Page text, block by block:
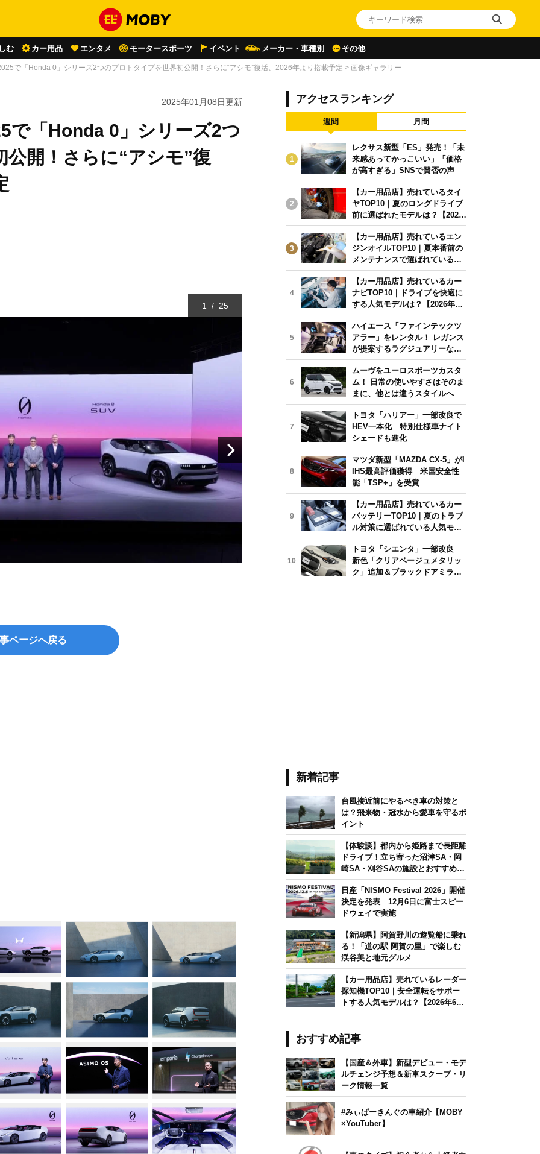
む カー用品 エンタメ モータースポーツ イベント メーカー・車種別 その他
で「Honda 0」シリーズ2つのプロトタイプを世界初公開！さらに“アシモ”復活、2026年より搭載予定 > 画像ギャラリー
2025年01月08日更新
で「Honda 0」シリーズ2つ
開！さらに“アシモ”復
1 / 25
ページへ戻る
アクセスランキング
週間 月間
1
レクサス新型「ES」発売！「未
来感あってかっこいい」「価格
が高すぎる」SNSで賛否の声
2
【カー用品店】売れているタイ
ヤTOP10｜夏のロングドライブ
前に選ばれたモデルは？【2026
年6月版】
3
【カー用品店】売れているエン
ジンオイルTOP10｜夏本番前の
メンテナンスで選ばれている人
気モデルは？【2026年6月版】
4
【カー用品店】売れているカー
ナビTOP10｜ドライブを快適に
する人気モデルは？【2026年6
月版】
5
ハイエース「ファインテックツ
アラー」をレンタル！ レガンス
が提案するラグジュアリーな移
動体験
6
ムーヴをユーロスポーツカスタ
ム！ 日常の使いやすさはそのま
まに、他とは違うスタイルへ
7
トヨタ「ハリアー」一部改良で
HEV一本化 特別仕様車ナイト
シェードも進化
8
マツダ新型「MAZDA CX-5」がI
IHS最高評価獲得 米国安全性
能「TSP+」を受賞
9
【カー用品店】売れているカー
バッテリーTOP10｜夏のトラブ
ル対策に選ばれている人気モデ
ルは？【2026年6月版】
10
トヨタ「シエンタ」一部改良
新色「クリアベージュメタリッ
ク」追加＆ブラックドアミラー
新着記事
台風接近前にやるべき車の対策と
は？飛来物・冠水から愛車を守るポ
イント
【体験談】都内から姫路まで長距離
ドライブ！立ち寄った沼津SA・岡
崎SA・刈谷SAの施設とおすすめグ
ルメを紹介
日産「NISMO Festival 2026」開催
決定を発表 12月6日に富士スピー
ドウェイで実施
【新潟県】阿賀野川の遊覧船に乗れ
る！「道の駅 阿賀の里」で楽しむ
渓谷美と地元グルメ
【カー用品店】売れているレーダー
探知機TOP10｜安全運転をサポー
トする人気モデルは？【2026年6月
おすすめ記事
【国産＆外車】新型デビュー・モデ
ルチェンジ予想＆新車スクープ・リ
ーク情報一覧
#みぃぱーきんぐの車紹介【MOBY
×YouTuber】